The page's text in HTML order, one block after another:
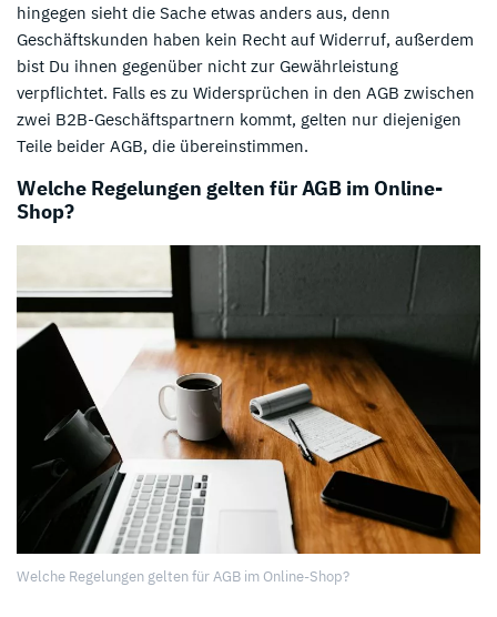
hingegen sieht die Sache etwas anders aus, denn
Geschäftskunden haben kein Recht auf Widerruf, außerdem
bist Du ihnen gegenüber nicht zur Gewährleistung
verpflichtet. Falls es zu Widersprüchen in den AGB zwischen
zwei B2B-Geschäftspartnern kommt, gelten nur diejenigen
Teile beider AGB, die übereinstimmen.
Welche Regelungen gelten für AGB im Online-
Shop?
Welche Regelungen gelten für AGB im Online-Shop?